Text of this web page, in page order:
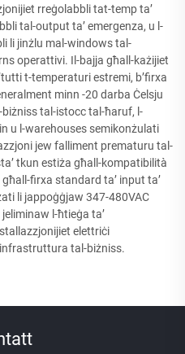
rreġolabbli tat-temp ta’
tal-output ta’ emergenza, u l-
li jinżlu mal-windows tal-
operattivi. Il-bajja għall-każijiet
t-temperaturi estremi, b’firxa
minn -20 darba Ċelsju
tal-istocc tal-ħaruf, l-
u l-warehouses semikonżulati
jew falliment prematuru tal-
tkun estiża għall-kompatibilità
firxa standard ta’ input ta’
li jappoġġjaw 347-480VAC
l-ħtieġa ta’
elettriċi
tal-biżniss.